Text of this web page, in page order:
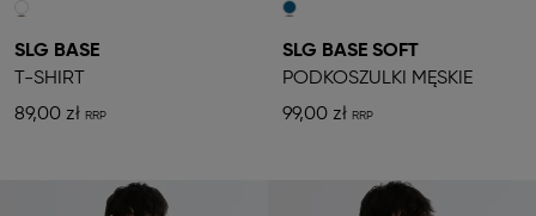
SLG BASE
T-SHIRT
89,00 zł
SLG BASE SOFT
PODKOSZULKI MĘSKIE
99,00 zł